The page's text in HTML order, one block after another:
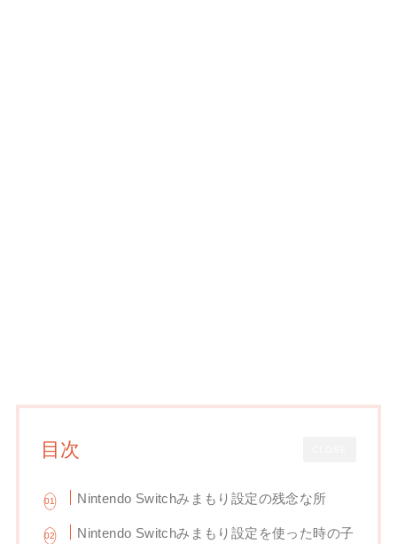
目次
Nintendo Switchみまもり設定の残念な所
Nintendo Switchみまもり設定を使った時の子